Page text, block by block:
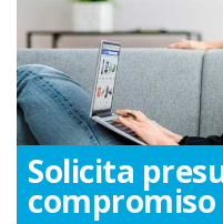
Solicita
compromiso